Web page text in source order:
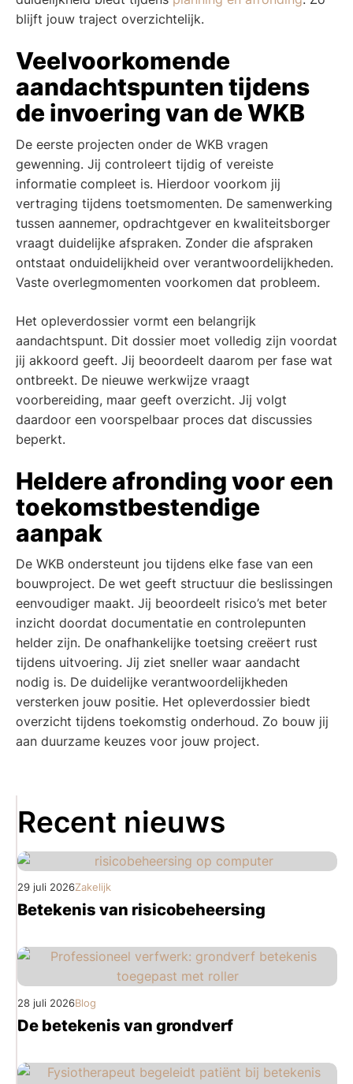
blijft jouw traject overzichtelijk.
Veelvoorkomende
aandachtspunten tijdens
de invoering van de WKB
De eerste projecten onder de WKB vragen
gewenning. Jij controleert tijdig of vereiste
informatie compleet is. Hierdoor voorkom jij
vertraging tijdens toetsmomenten. De samenwerking
tussen aannemer, opdrachtgever en kwaliteitsborger
vraagt duidelijke afspraken. Zonder die afspraken
ontstaat onduidelijkheid over verantwoordelijkheden.
Vaste overlegmomenten voorkomen dat probleem.
Het opleverdossier vormt een belangrijk
aandachtspunt. Dit dossier moet volledig zijn voordat
jij akkoord geeft. Jij beoordeelt daarom per fase wat
ontbreekt. De nieuwe werkwijze vraagt
voorbereiding, maar geeft overzicht. Jij volgt
daardoor een voorspelbaar proces dat discussies
beperkt.
Heldere afronding voor een
toekomstbestendige
aanpak
De WKB ondersteunt jou tijdens elke fase van een
bouwproject. De wet geeft structuur die beslissingen
eenvoudiger maakt. Jij beoordeelt risico’s met beter
inzicht doordat documentatie en controlepunten
helder zijn. De onafhankelijke toetsing creëert rust
tijdens uitvoering. Jij ziet sneller waar aandacht
nodig is. De duidelijke verantwoordelijkheden
versterken jouw positie. Het opleverdossier biedt
overzicht tijdens toekomstig onderhoud. Zo bouw jij
aan duurzame keuzes voor jouw project.
Recent nieuws
29 juli 2026Zakelijk
Betekenis van risicobeheersing
28 juli 2026Blog
De betekenis van grondverf